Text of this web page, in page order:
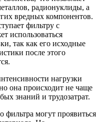
радионуклиды, а
вредных компонентов.
фильтру с
использоваться
так как его исходные
после этого
нагрузки
она происходит не чаще
знаний и трудозатрат.
фильтра могут проявиться